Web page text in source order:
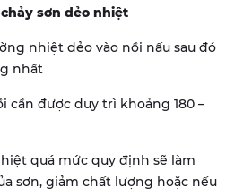
sơn dẻo nhiệt
nhiệt dẻo vào nồi nấu sau đó
nhất
cần được duy trì khoảng 180 –
quá mức quy định sẽ làm
sơn, giảm chất lượng hoặc nếu